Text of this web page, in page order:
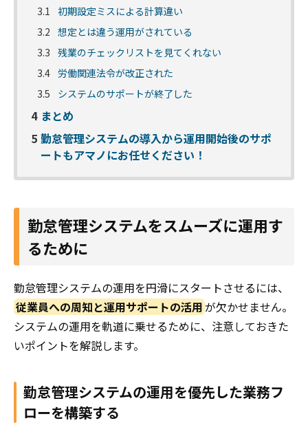
3.1 初期設定ミスによる計算違い
3.2 想定とは違う運用がされている
3.3 残業のチェックリストを見てくれない
3.4 労働関連法令が改正された
3.5
システムのサポートが終了した
4 まとめ
5 勤怠管理システムの導入から運用開始後のサポ
ートもアマノにお任せください！
勤怠管理システムをスムーズに運用す
るために
勤怠管理システムの運用を円滑にスタートさせるには、
従業員への周知と運用サポートの活用が欠かせません。
システムの運用を軌道に乗せるために、注意しておきた
いポイントを解説します。
勤怠管理システムの運用を優先した業務フ
ローを構築する